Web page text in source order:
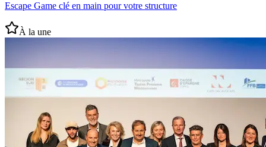
Escape Game clé en main pour votre structure
À la une